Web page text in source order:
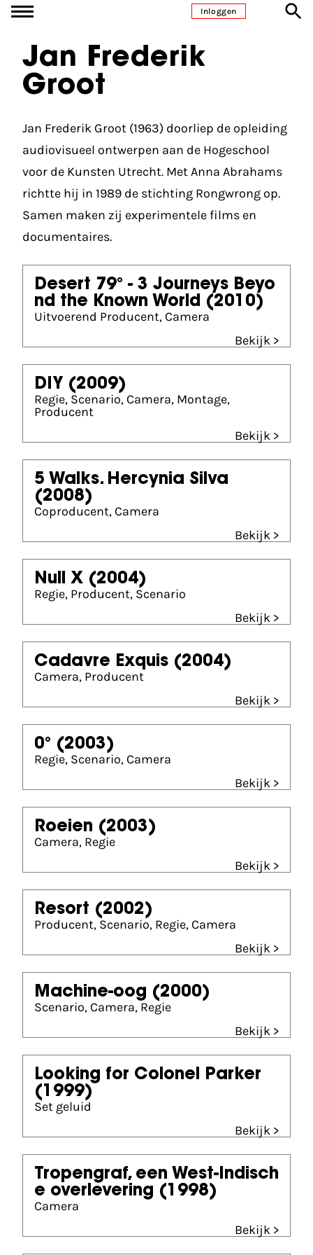
Ga naar inhoudInloggen
Jan Frederik
Groot
Jan Frederik Groot (1963) doorliep de opleiding
audiovisueel ontwerpen aan de Hogeschool
voor de Kunsten Utrecht. Met Anna Abrahams
richtte hij in 1989 de stichting Rongwrong op.
Samen maken zij experimentele films en
documentaires.
Desert 79° - 3 Journeys Beyo
nd the Known World (2010)
Uitvoerend Producent, Camera
Bekijk >
DIY (2009)
Regie, Scenario, Camera, Montage,
Producent
Bekijk >
5 Walks. Hercynia Silva
(2008)
Coproducent, Camera
Bekijk >
Null X (2004)
Regie, Producent, Scenario
Bekijk >
Cadavre Exquis (2004)
Camera, Producent
Bekijk >
0° (2003)
Regie, Scenario, Camera
Bekijk >
Roeien (2003)
Camera, Regie
Bekijk >
Resort (2002)
Producent, Scenario, Regie, Camera
Bekijk >
Machine-oog (2000)
Scenario, Camera, Regie
Bekijk >
Looking for Colonel Parker
(1999)
Set geluid
Bekijk >
Tropengraf, een West-Indisch
e overlevering (1998)
Camera
Bekijk >